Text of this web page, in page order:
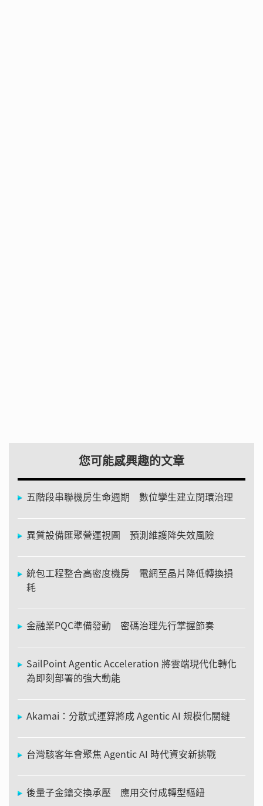
您可能感興趣的文章
五階段串聯機房生命週期 數位孿生建立閉環治理
異質設備匯聚營運視圖 預測維護降失效風險
統包工程整合高密度機房 電網至晶片降低轉換損
耗
金融業PQC準備發動 密碼治理先行掌握節奏
SailPoint Agentic Acceleration 將雲端現代化轉化
為即刻部署的強大動能
Akamai：分散式運算將成 Agentic AI 規模化關鍵
台灣駭客年會聚焦 Agentic AI 時代資安新挑戰
後量子金鑰交換承壓 應用交付成轉型樞紐